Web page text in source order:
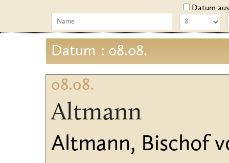
Datum
Datum : 08.08.
08.08.
Altmann
Altmann, Bischof